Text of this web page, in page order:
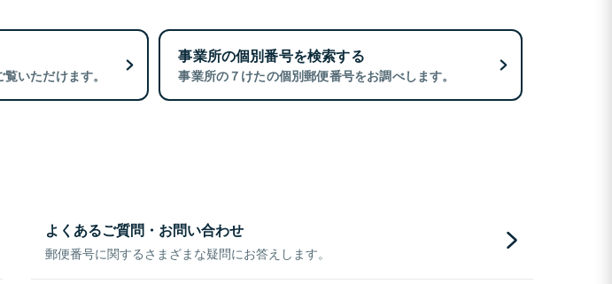
いただけます。
事業所の個別番号を検索する
事業所の７けたの個別郵便番号をお調べします。
よくあるご質問・お問い合わせ
郵便番号に関するさまざまな疑問にお答えします。